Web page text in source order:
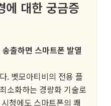
에 대한 궁금증
출하면 스마트폰 발열
. 벳모아티비의 전용 플
소화하는 경량화 기술로
청에도 스마트폰의 쾌